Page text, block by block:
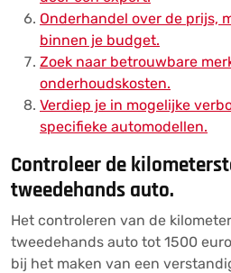
Onderhandel over de prijs,
binnen je budget.
Zoek naar betrouwbare
onderhoudskosten.
Verdiep je in mogelijke
specifieke automodellen.
Controleer de
tweedehands auto.
Het controleren van de
tweedehands auto tot 1500
bij het maken van een